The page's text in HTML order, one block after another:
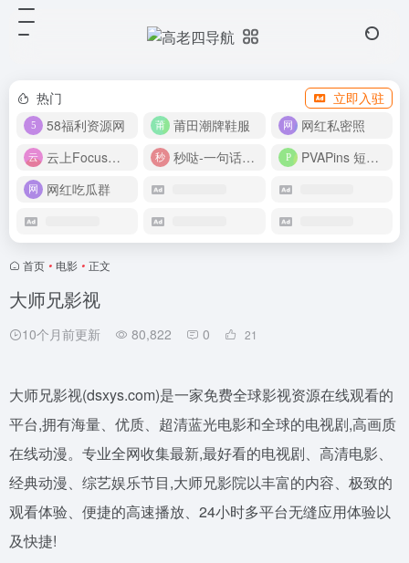
热门
立即入驻
58福利资源网
莆田潮牌鞋服
网红私密照
云上Focus接码平台
秒哒-一句话做应用
PVAPins 短信接码平台
网红吃瓜群
首页 • 电影 • 正文
大师兄影视
10个月前更新 80,822 0 21
大师兄影视(dsxys.com)是一家免费全球影视资源在线观看的
平台,拥有海量、优质、超清蓝光电影和全球的电视剧,高画质
在线动漫。专业全网收集最新,最好看的电视剧、高清电影、
经典动漫、综艺娱乐节目,大师兄影院以丰富的内容、极致的
观看体验、便捷的高速播放、24小时多平台无缝应用体验以
及快捷!